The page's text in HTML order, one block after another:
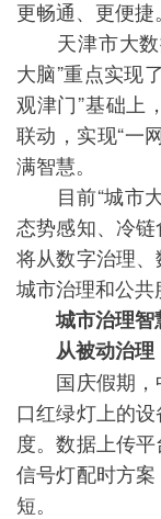
更畅通、更便捷。
天津市大数
大脑”重点实现
观津门”基础上
联动，实现“一
满智慧。
目前“城市大
态势感知、冷
将从数字治理
城市治理和公共
城市治理
从被动治理
国庆假期，
口红绿灯上的
度。数据上传
信号灯配时方
短。